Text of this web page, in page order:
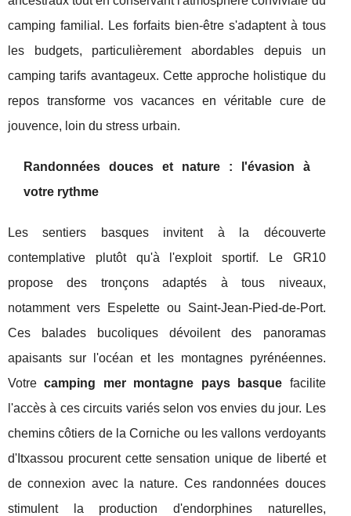
camping familial. Les forfaits bien-être s'adaptent à tous
les budgets, particulièrement abordables depuis un
camping tarifs avantageux. Cette approche holistique du
repos transforme vos vacances en véritable cure de
jouvence, loin du stress urbain.
Randonnées douces et nature : l'évasion à
votre rythme
Les sentiers basques invitent à la découverte
contemplative plutôt qu'à l'exploit sportif. Le GR10
propose des tronçons adaptés à tous niveaux,
notamment vers Espelette ou Saint-Jean-Pied-de-Port.
Ces balades bucoliques dévoilent des panoramas
apaisants sur l'océan et les montagnes pyrénéennes.
Votrecamping mer montagne pays basque facilite
l'accès à ces circuits variés selon vos envies du jour. Les
chemins côtiers de la Corniche ou les vallons verdoyants
d'Itxassou procurent cette sensation unique de liberté et
de connexion avec la nature. Ces randonnées douces
stimulent la production d'endorphines naturelles,